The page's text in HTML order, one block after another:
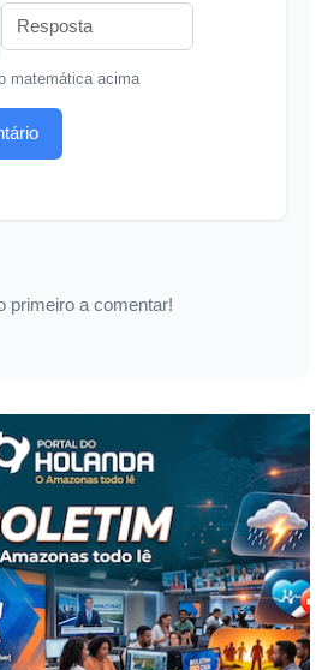
matemática acima
primeiro a comentar!